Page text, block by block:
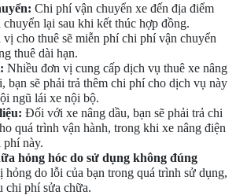
Chi phí vận chuyển xe đến địa điểm
lại sau khi kết thúc hợp đồng.
cho thuê sẽ miễn phí chi phí vận chuyển
thuê dài hạn.
Nhiều đơn vị cung cấp dịch vụ thuê xe nâng
bạn sẽ phải trả thêm chi phí cho dịch vụ này
ngũ lái xe nội bộ.
Đối với xe nâng dầu, bạn sẽ phải trả chi
quá trình vận hành, trong khi xe nâng điện
phí này.
hỏng hóc do sử dụng không đúng
hỏng do lỗi của bạn trong quá trình sử dụng,
chi phí sửa chữa.